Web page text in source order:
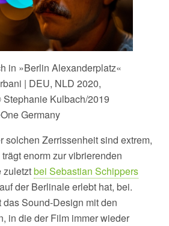
in »Berlin Alexanderplatz«
| DEU, NLD 2020,
Kulbach/2019
Germany
solchen Zerrissenheit sind extrem,
enorm zur vibrierenden
zuletztbei Sebastian Schippers
auf der Berlinale erlebt hat, bei.
Sound-Design mit den
in die der Film immer wieder